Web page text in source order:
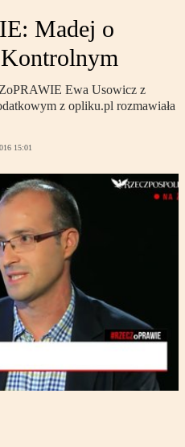
Madej o
Ewa Usowicz z
z opliku.pl rozmawiała
15:01